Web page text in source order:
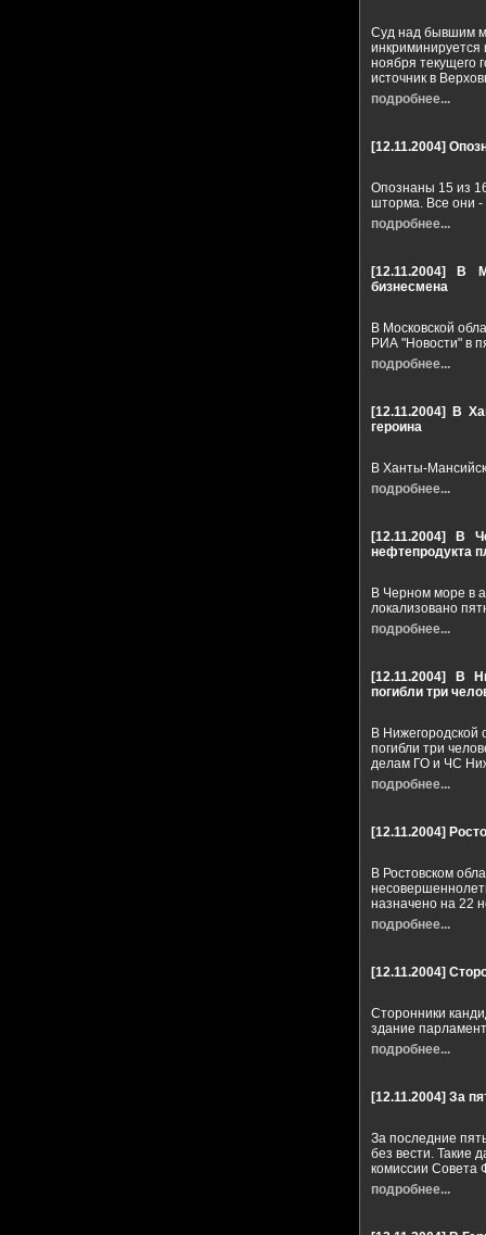
Суд над бывшим
инкриминируется
ноября текущего
источник в
подробнее...
[12.11.2004]
Опознаны 15 из
шторма. Все они -
подробнее...
[12.11.2004]
В
бизнесмена
В Московской
РИА "Новости" в
подробнее...
[12.11.2004]
В
героина
В Ханты-
подробнее...
[12.11.2004]
В
нефтепродукта
В Черном море в
локализовано
подробнее...
[12.11.2004]
В
погибли три
В Нижегородской
погибли три
делам ГО и ЧС
подробнее...
[12.11.2004]
В Ростовском
назначено на 22
подробнее...
[12.11.2004]
Сторонники
здание
подробнее...
[12.11.2004] За
За последние
без вести. Такие
комиссии Совета
подробнее...